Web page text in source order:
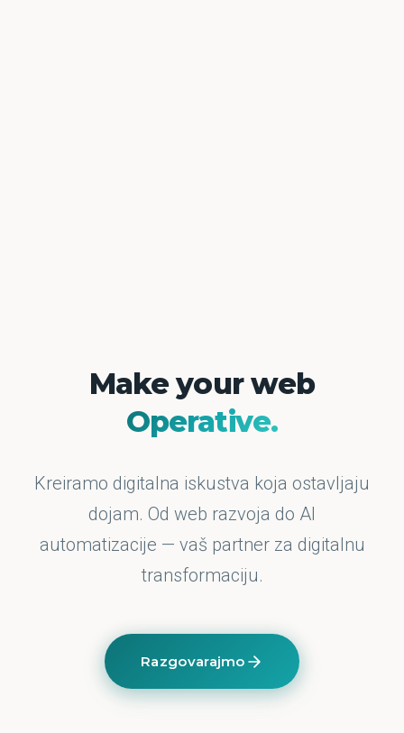
Make your web
Operative.
Kreiramo digitalna iskustva koja ostavljaju
dojam. Od web razvoja do AI
automatizacije — vaš partner za digitalnu
transformaciju.
Razgovarajmo